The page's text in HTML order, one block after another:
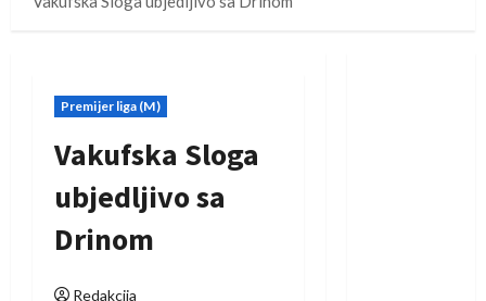
Premijer liga (M)
Vakufska Sloga
ubjedljivo sa
Drinom
Redakcija